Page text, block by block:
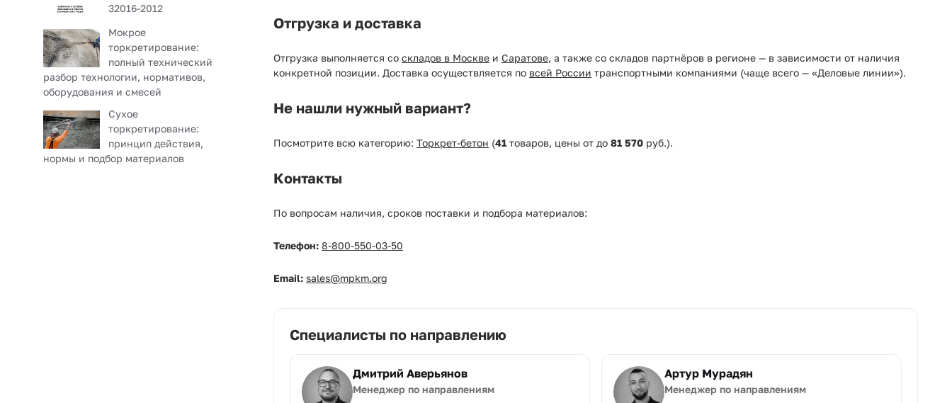
32016-2012
Мокрое
торкретирование:
полный технический
разбор технологии, нормативов,
оборудования и смесей
Сухое
торкретирование:
принцип действия,
нормы и подбор материалов
Отгрузка и доставка
Отгрузка выполняется со складов в Москве и Саратове, а также со складов партнёров в регионе — в зависимости от наличия
конкретной позиции. Доставка осуществляется по всей России транспортными компаниями (чаще всего — «Деловые линии»).
Не нашли нужный вариант?
Посмотрите всю категорию: Торкрет-бетон (41 товаров, цены от до 81 570 руб.).
Контакты
По вопросам наличия, сроков поставки и подбора материалов:
Телефон: 8-800-550-03-50
Email: sales@mpkm.org
Специалисты по направлению
Дмитрий Аверьянов
Менеджер по направлениям
Артур Мурадян
Менеджер по направлениям